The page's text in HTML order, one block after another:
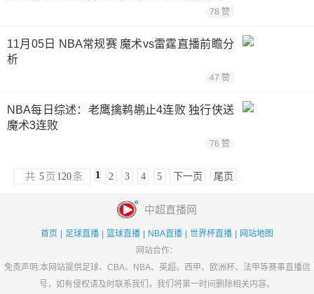
78 赞
11月05日 NBA常规赛 魔术vs雷霆直播前瞻分
析
47 赞
NBA每日综述：老鹰擒鹈鹕止4连败 独行侠送
魔术3连败
76 赞
共 5 页 120条 1 2 3 4 5 下一页 尾页
中超直播网
首页 足球直播 篮球直播 NBA直播 世界杯直播
网站地图
网站合作：
免责声明:本网站提供足球、CBA、NBA、英超、西甲、欧洲杯、法甲等赛事直播信
号，如有侵权请及时联系我们，我们将第一时间删除相关内容。